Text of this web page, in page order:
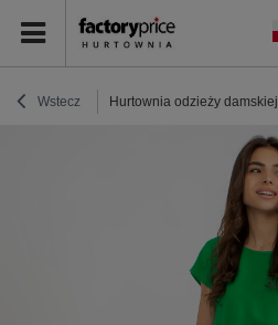
Wstecz Hurtownia odzieży damskiej